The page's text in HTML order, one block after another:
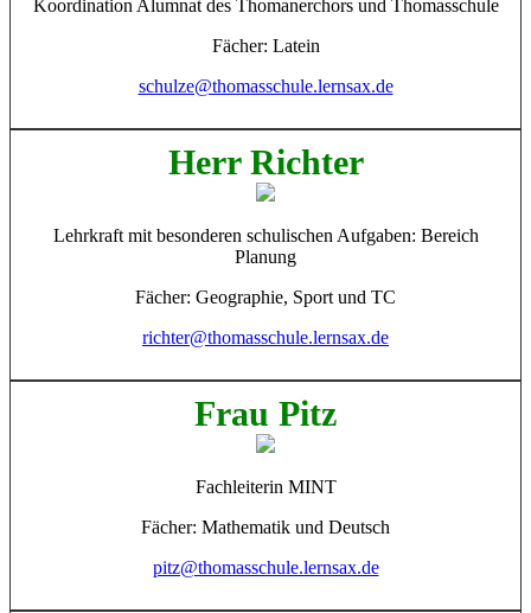
Koordination Alumnat des Thomanerchors und Thomasschule
Fächer: Latein
schulze@thomasschule.lernsax.de
Herr Richter
Lehrkraft mit besonderen schulischen Aufgaben: Bereich
Planung
Fächer: Geographie, Sport und TC
richter@thomasschule.lernsax.de
Frau Pitz
Fachleiterin MINT
Fächer: Mathematik und Deutsch
pitz@thomasschule.lernsax.de